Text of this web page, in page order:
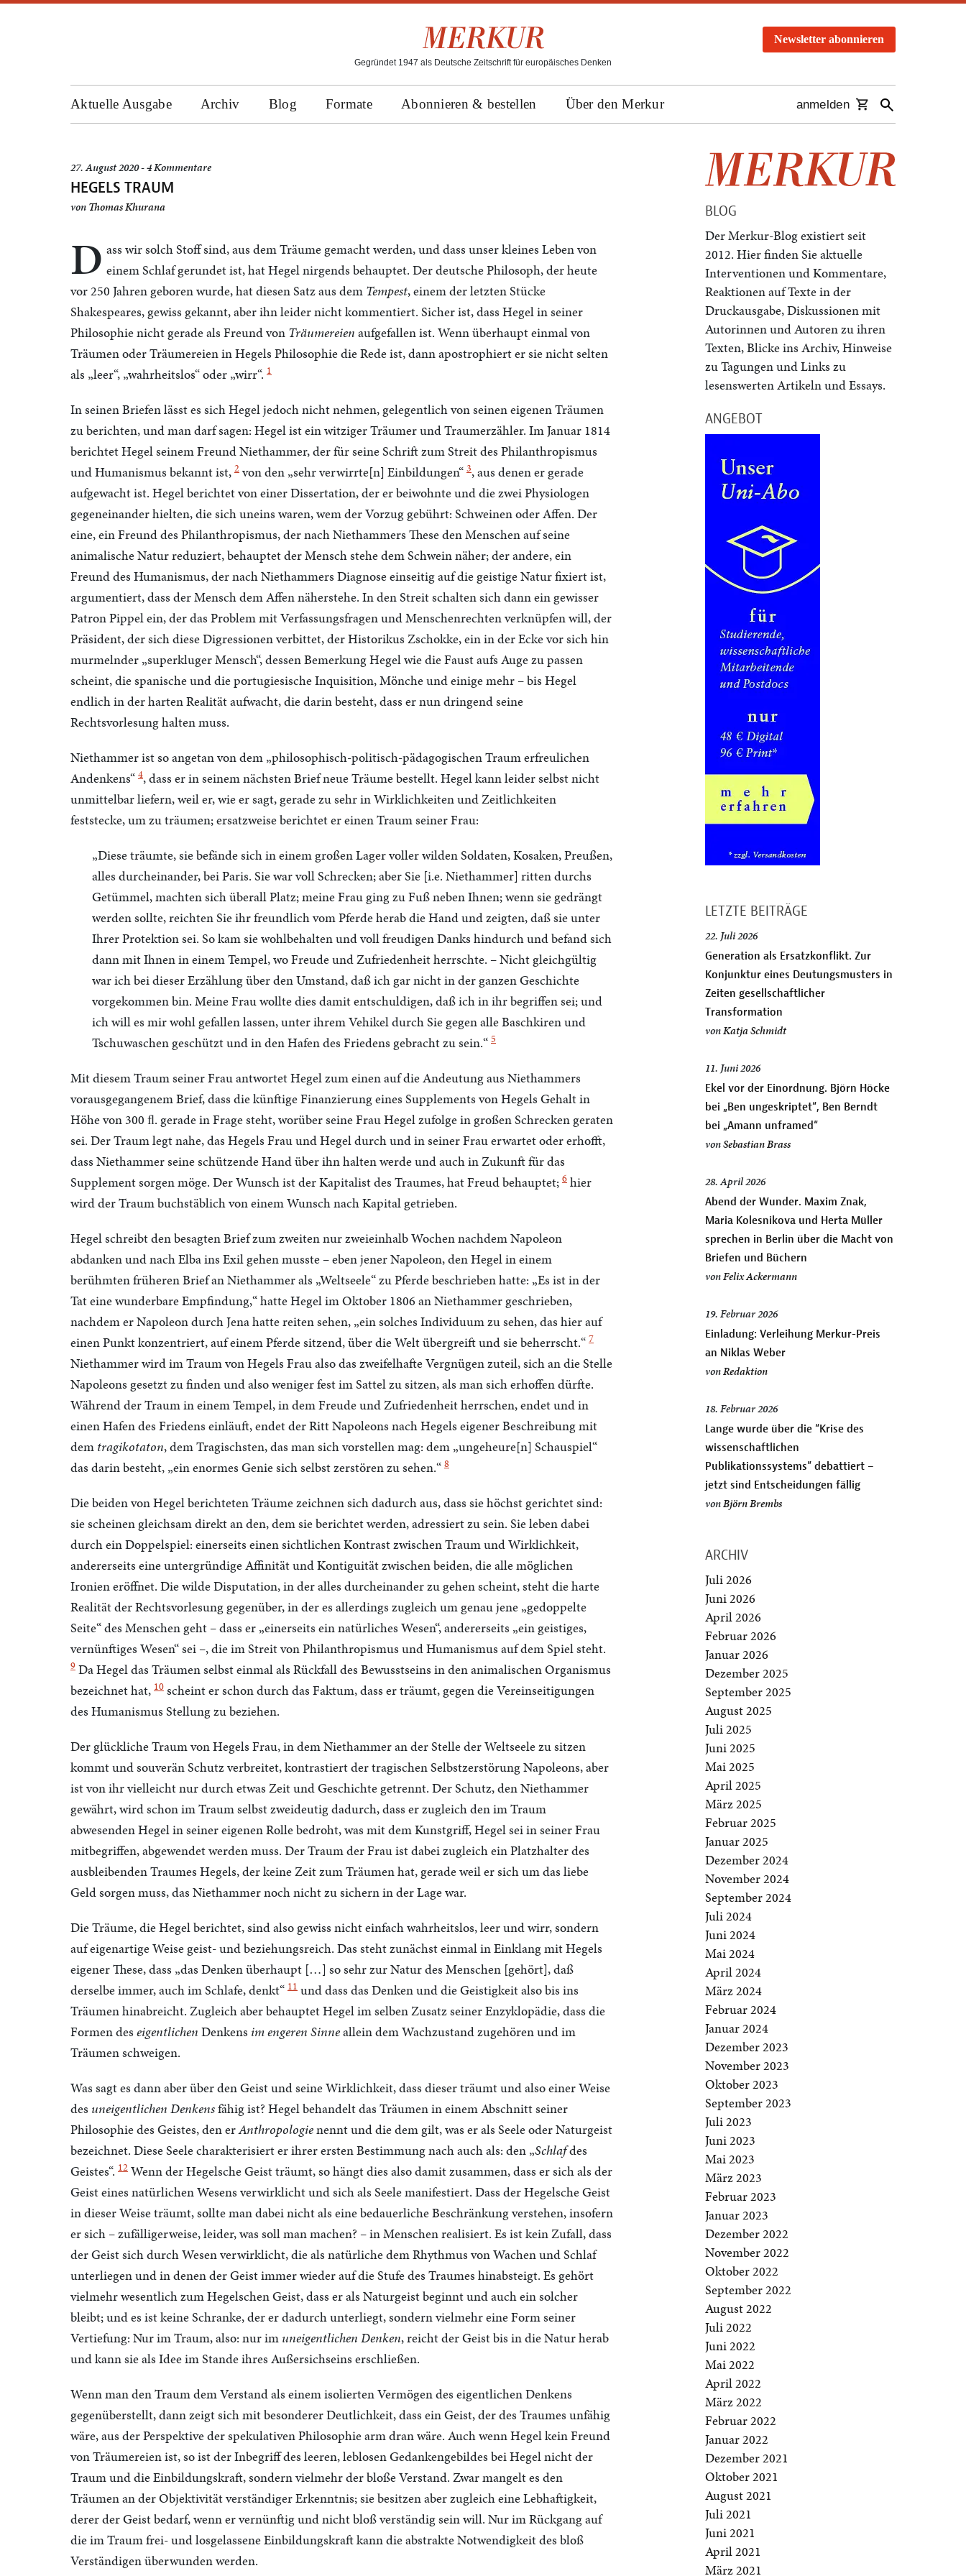
Gegründet 1947 als Deutsche Zeitschrift für europäisches Denken
Newsletter abonnieren
Aktuelle Ausgabe Archiv Blog Formate Abonnieren & bestellen Über den Merkur anmelden
27. August 2020 - 4 Kommentare
HEGELS TRAUM
von Thomas Khurana
D ass wir solch Stoff sind, aus dem Träume gemacht werden, und dass unser kleines Leben von
einem Schlaf gerundet ist, hat Hegel nirgends behauptet. Der deutsche Philosoph, der heute
vor 250 Jahren geboren wurde, hat diesen Satz aus dem Tempest, einem der letzten Stücke
Shakespeares, gewiss gekannt, aber ihn leider nicht kommentiert. Sicher ist, dass Hegel in seiner
Philosophie nicht gerade als Freund von Träumereien aufgefallen ist. Wenn überhaupt einmal von
Träumen oder Träumereien in Hegels Philosophie die Rede ist, dann apostrophiert er sie nicht selten
als „leer“, „wahrheitslos“ oder „wirr“. 1
In seinen Briefen lässt es sich Hegel jedoch nicht nehmen, gelegentlich von seinen eigenen Träumen
zu berichten, und man darf sagen: Hegel ist ein witziger Träumer und Traumerzähler. Im Januar 1814
berichtet Hegel seinem Freund Niethammer, der für seine Schrift zum Streit des Philanthropismus
und Humanismus bekannt ist, 2 von den „sehr verwirrte[n] Einbildungen“ 3, aus denen er gerade
aufgewacht ist. Hegel berichtet von einer Dissertation, der er beiwohnte und die zwei Physiologen
gegeneinander hielten, die sich uneins waren, wem der Vorzug gebührt: Schweinen oder Affen. Der
eine, ein Freund des Philanthropismus, der nach Niethammers These den Menschen auf seine
animalische Natur reduziert, behauptet der Mensch stehe dem Schwein näher; der andere, ein
Freund des Humanismus, der nach Niethammers Diagnose einseitig auf die geistige Natur fixiert ist,
argumentiert, dass der Mensch dem Affen näherstehe. In den Streit schalten sich dann ein gewisser
Patron Pippel ein, der das Problem mit Verfassungsfragen und Menschenrechten verknüpfen will, der
Präsident, der sich diese Digressionen verbittet, der Historikus Zschokke, ein in der Ecke vor sich hin
murmelnder „superkluger Mensch“, dessen Bemerkung Hegel wie die Faust aufs Auge zu passen
scheint, die spanische und die portugiesische Inquisition, Mönche und einige mehr – bis Hegel
endlich in der harten Realität aufwacht, die darin besteht, dass er nun dringend seine
Rechtsvorlesung halten muss.
Niethammer ist so angetan von dem „philosophisch-politisch-pädagogischen Traum erfreulichen
Andenkens“ 4, dass er in seinem nächsten Brief neue Träume bestellt. Hegel kann leider selbst nicht
unmittelbar liefern, weil er, wie er sagt, gerade zu sehr in Wirklichkeiten und Zeitlichkeiten
feststecke, um zu träumen; ersatzweise berichtet er einen Traum seiner Frau:
„Diese träumte, sie befände sich in einem großen Lager voller wilden Soldaten, Kosaken, Preußen,
alles durcheinander, bei Paris. Sie war voll Schrecken; aber Sie [i.e. Niethammer] ritten durchs
Getümmel, machten sich überall Platz; meine Frau ging zu Fuß neben Ihnen; wenn sie gedrängt
werden sollte, reichten Sie ihr freundlich vom Pferde herab die Hand und zeigten, daß sie unter
Ihrer Protektion sei. So kam sie wohlbehalten und voll freudigen Danks hindurch und befand sich
dann mit Ihnen in einem Tempel, wo Freude und Zufriedenheit herrschte. – Nicht gleichgültig
war ich bei dieser Erzählung über den Umstand, daß ich gar nicht in der ganzen Geschichte
vorgekommen bin. Meine Frau wollte dies damit entschuldigen, daß ich in ihr begriffen sei; und
ich will es mir wohl gefallen lassen, unter ihrem Vehikel durch Sie gegen alle Baschkiren und
Tschuwaschen geschützt und in den Hafen des Friedens gebracht zu sein.“ 5
Mit diesem Traum seiner Frau antwortet Hegel zum einen auf die Andeutung aus Niethammers
vorausgegangenem Brief, dass die künftige Finanzierung eines Supplements von Hegels Gehalt in
Höhe von 300 ﬂ. gerade in Frage steht, worüber seine Frau Hegel zufolge in großen Schrecken geraten
sei. Der Traum legt nahe, das Hegels Frau und Hegel durch und in seiner Frau erwartet oder erhofft,
dass Niethammer seine schützende Hand über ihn halten werde und auch in Zukunft für das
Supplement sorgen möge. Der Wunsch ist der Kapitalist des Traumes, hat Freud behauptet; 6 hier
wird der Traum buchstäblich von einem Wunsch nach Kapital getrieben.
Hegel schreibt den besagten Brief zum zweiten nur zweieinhalb Wochen nachdem Napoleon
abdanken und nach Elba ins Exil gehen musste – eben jener Napoleon, den Hegel in einem
berühmten früheren Brief an Niethammer als „Weltseele“ zu Pferde beschrieben hatte: „Es ist in der
Tat eine wunderbare Empfindung,“ hatte Hegel im Oktober 1806 an Niethammer geschrieben,
nachdem er Napoleon durch Jena hatte reiten sehen, „ein solches Individuum zu sehen, das hier auf
einen Punkt konzentriert, auf einem Pferde sitzend, über die Welt übergreift und sie beherrscht.“ 7
Niethammer wird im Traum von Hegels Frau also das zweifelhafte Vergnügen zuteil, sich an die Stelle
Napoleons gesetzt zu finden und also weniger fest im Sattel zu sitzen, als man sich erhoffen dürfte.
Während der Traum in einem Tempel, in dem Freude und Zufriedenheit herrschen, endet und in
einen Hafen des Friedens einläuft, endet der Ritt Napoleons nach Hegels eigener Beschreibung mit
dem tragikotaton, dem Tragischsten, das man sich vorstellen mag: dem „ungeheure[n] Schauspiel“
das darin besteht, „ein enormes Genie sich selbst zerstören zu sehen.“ 8
Die beiden von Hegel berichteten Träume zeichnen sich dadurch aus, dass sie höchst gerichtet sind:
sie scheinen gleichsam direkt an den, dem sie berichtet werden, adressiert zu sein. Sie leben dabei
durch ein Doppelspiel: einerseits einen sichtlichen Kontrast zwischen Traum und Wirklichkeit,
andererseits eine untergründige Affinität und Kontiguität zwischen beiden, die alle möglichen
Ironien eröffnet. Die wilde Disputation, in der alles durcheinander zu gehen scheint, steht die harte
Realität der Rechtsvorlesung gegenüber, in der es allerdings zugleich um genau jene „gedoppelte
Seite“ des Menschen geht – dass er „einerseits ein natürliches Wesen“, andererseits „ein geistiges,
vernünftiges Wesen“ sei –, die im Streit von Philanthropismus und Humanismus auf dem Spiel steht.
9 Da Hegel das Träumen selbst einmal als Rückfall des Bewusstseins in den animalischen Organismus
bezeichnet hat, 10 scheint er schon durch das Faktum, dass er träumt, gegen die Vereinseitigungen
des Humanismus Stellung zu beziehen.
Der glückliche Traum von Hegels Frau, in dem Niethammer an der Stelle der Weltseele zu sitzen
kommt und souverän Schutz verbreitet, kontrastiert der tragischen Selbstzerstörung Napoleons, aber
ist von ihr vielleicht nur durch etwas Zeit und Geschichte getrennt. Der Schutz, den Niethammer
gewährt, wird schon im Traum selbst zweideutig dadurch, dass er zugleich den im Traum
abwesenden Hegel in seiner eigenen Rolle bedroht, was mit dem Kunstgriff, Hegel sei in seiner Frau
mitbegriffen, abgewendet werden muss. Der Traum der Frau ist dabei zugleich ein Platzhalter des
ausbleibenden Traumes Hegels, der keine Zeit zum Träumen hat, gerade weil er sich um das liebe
Geld sorgen muss, das Niethammer noch nicht zu sichern in der Lage war.
Die Träume, die Hegel berichtet, sind also gewiss nicht einfach wahrheitslos, leer und wirr, sondern
auf eigenartige Weise geist- und beziehungsreich. Das steht zunächst einmal in Einklang mit Hegels
eigener These, dass „das Denken überhaupt […] so sehr zur Natur des Menschen [gehört], daß
derselbe immer, auch im Schlafe, denkt“ 11 und dass das Denken und die Geistigkeit also bis ins
Träumen hinabreicht. Zugleich aber behauptet Hegel im selben Zusatz seiner Enzyklopädie, dass die
Formen des eigentlichen Denkens im engeren Sinneallein dem Wachzustand zugehören und im
Träumen schweigen.
Was sagt es dann aber über den Geist und seine Wirklichkeit, dass dieser träumt und also einer Weise
des uneigentlichen Denkensfähig ist? Hegel behandelt das Träumen in einem Abschnitt seiner
Philosophie des Geistes, den erAnthropologienennt und die dem gilt, was er als Seele oder Naturgeist
bezeichnet. Diese Seele charakterisiert er ihrer ersten Bestimmung nach auch als: den „Schlafdes
Geistes“. 12 Wenn der Hegelsche Geist träumt, so hängt dies also damit zusammen, dass er sich als der
Geist eines natürlichen Wesens verwirklicht und sich als Seele manifestiert. Dass der Hegelsche Geist
in dieser Weise träumt, sollte man dabei nicht als eine bedauerliche Beschränkung verstehen, insofern
er sich – zufälligerweise, leider, was soll man machen? – in Menschen realisiert. Es ist kein Zufall, dass
der Geist sich durch Wesen verwirklicht, die als natürliche dem Rhythmus von Wachen und Schlaf
unterliegen und in denen der Geist immer wieder auf die Stufe des Traumes hinabsteigt. Es gehört
vielmehr wesentlich zum Hegelschen Geist, dass er als Naturgeist beginnt und auch ein solcher
bleibt; und es ist keine Schranke, der er dadurch unterliegt, sondern vielmehr eine Form seiner
Vertiefung: Nur im Traum, also: nur im uneigentlichen Denken, reicht der Geist bis in die Natur herab
und kann sie als Idee im Stande ihres Außersichseins erschließen.
Wenn man den Traum dem Verstand als einem isolierten Vermögen des eigentlichen Denkens
gegenüberstellt, dann zeigt sich mit besonderer Deutlichkeit, dass ein Geist, der des Traumes unfähig
wäre, aus der Perspektive der spekulativen Philosophie arm dran wäre. Auch wenn Hegel kein Freund
von Träumereien ist, so ist der Inbegriff des leeren, leblosen Gedankengebildes bei Hegel nicht der
Traum und die Einbildungskraft, sondern vielmehr der bloße Verstand. Zwar mangelt es den
Träumen an der Objektivität verständiger Erkenntnis; sie besitzen aber zugleich eine Lebhaftigkeit,
derer der Geist bedarf, wenn er vernünftig und nicht bloß verständig sein will. Nur im Rückgang auf
die im Traum frei- und losgelassene Einbildungskraft kann die abstrakte Notwendigkeit des bloß
Verständigen überwunden werden.
BLOG
Der Merkur-Blog existiert seit
2012. Hier finden Sie aktuelle
Interventionen und Kommentare,
Reaktionen auf Texte in der
Druckausgabe, Diskussionen mit
Autorinnen und Autoren zu ihren
Texten, Blicke ins Archiv, Hinweise
zu Tagungen und Links zu
lesenswerten Artikeln und Essays.
ANGEBOT
LETZTE BEITRÄGE
22. Juli 2026
Generation als Ersatzkonflikt. Zur
Konjunktur eines Deutungsmusters in
Zeiten gesellschaftlicher
Transformation
vonKatja Schmidt
11. Juni 2026
Ekel vor der Einordnung. Björn Höcke
bei „Ben ungeskriptet“, Ben Berndt
bei „Amann unframed“
vonSebastian Brass
28. April 2026
Abend der Wunder. Maxim Znak,
Maria Kolesnikova und Herta Müller
sprechen in Berlin über die Macht von
Briefen und Büchern
vonFelix Ackermann
19. Februar 2026
Einladung: Verleihung Merkur-Preis
an Niklas Weber
vonRedaktion
18. Februar 2026
Lange wurde über die “Krise des
wissenschaftlichen
Publikationssystems” debattiert –
jetzt sind Entscheidungen fällig
vonBjörn Brembs
ARCHIV
Juli 2026
Juni 2026
April 2026
Februar 2026
Januar 2026
Dezember 2025
September 2025
August 2025
Juli 2025
Juni 2025
Mai 2025
April 2025
März 2025
Februar 2025
Januar 2025
Dezember 2024
November 2024
September 2024
Juli 2024
Juni 2024
Mai 2024
April 2024
März 2024
Februar 2024
Januar 2024
Dezember 2023
November 2023
Oktober 2023
September 2023
Juli 2023
Juni 2023
Mai 2023
März 2023
Februar 2023
Januar 2023
Dezember 2022
November 2022
Oktober 2022
September 2022
August 2022
Juli 2022
Juni 2022
Mai 2022
April 2022
März 2022
Februar 2022
Januar 2022
Dezember 2021
Oktober 2021
August 2021
Juli 2021
Juni 2021
April 2021
März 2021